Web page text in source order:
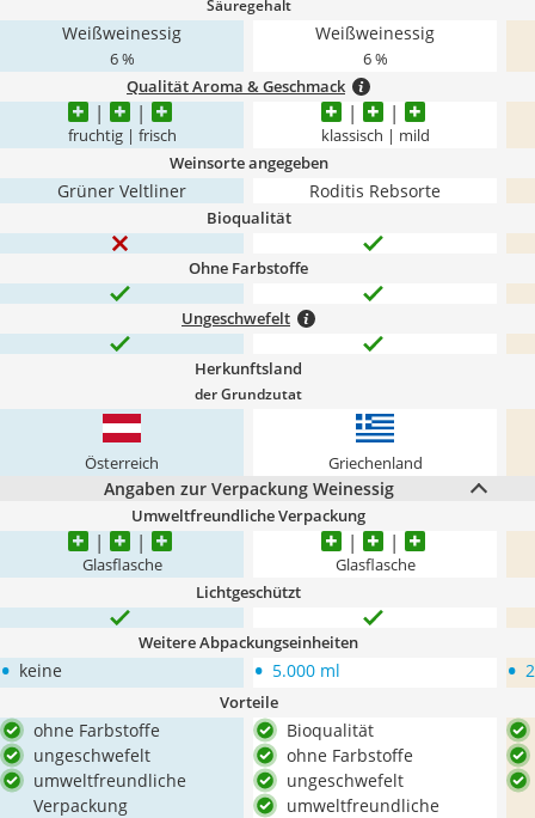
Säuregehalt
Weißweinessig
6 %
Weißweinessig
6 %
Qualität Aroma & Geschmack
fruchtig | frisch klassisch | mild
Weinsorte angegeben
Grüner Veltliner Roditis Rebsorte
Bioqualität
Ohne Farbstoffe
Ungeschwefelt
Herkunftsland
der Grundzutat
Österreich Griechenland
Angaben zur Verpackung Weinessig
Umweltfreundliche Verpackung
Glasflasche Glasflasche
Lichtgeschützt
Weitere Abpackungseinheiten
• keine • 5.000 ml •
Vorteile
ohne Farbstoffe
ungeschwefelt
umweltfreundliche
Verpackung
Bioqualität
ohne Farbstoffe
ungeschwefelt
umweltfreundliche